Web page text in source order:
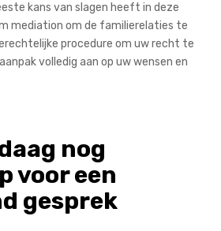
kans van slagen heeft in deze
mediation om de familierelaties te
procedure om uw recht te
volledig aan op uw wensen en
nog
voor een
gesprek